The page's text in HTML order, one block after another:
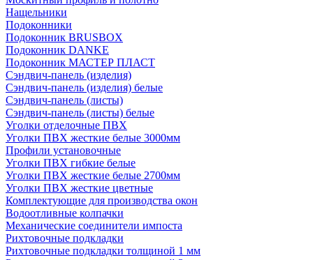
Нащельники
Подоконники
Подоконник BRUSBOX
Подоконник DANKE
Подоконник МАСТЕР ПЛАСТ
Сэндвич-панель (изделия)
Сэндвич-панель (изделия) белые
Сэндвич-панель (листы)
Сэндвич-панель (листы) белые
Уголки отделочные ПВХ
Уголки ПВХ жесткие белые 3000мм
Профили установочные
Уголки ПВХ гибкие белые
Уголки ПВХ жесткие белые 2700мм
Уголки ПВХ жесткие цветные
Комплектующие для производства окон
Водоотливные колпачки
Механические соединители импоста
Рихтовочные подкладки
Рихтовочные подкладки толщиной 1 мм